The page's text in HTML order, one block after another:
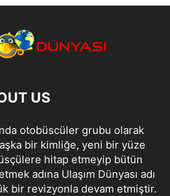
US
otobüscüler grubu olarak
bir kimliğe, yeni bir yüze
hitap etmeyip bütün
adına Ulaşım Dünyası adı
bir revizyonla devam etmiştir.